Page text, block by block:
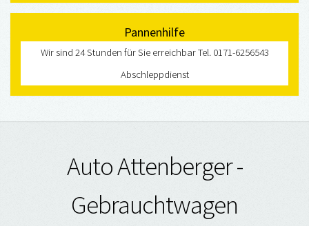
Pannenhilfe
Wir sind 24 Stunden für Sie erreichbar Tel. 0171-6256543
Abschleppdienst
Auto Attenberger -
Gebrauchtwagen